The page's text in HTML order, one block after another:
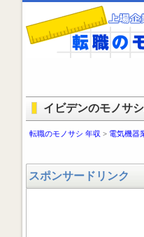
イビデンのモノサ
転職のモノサシ 年収 > 電気機器
スポンサードリンク